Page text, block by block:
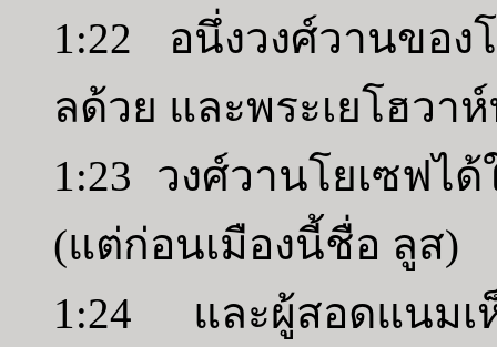
1:22 อนึ่งวงศ์วานของ
ลด้วย และพระเยโฮวา
1:23 วงศ์วานโยเซฟไ
(แต่ก่อนเมืองนี้ชื่อ ลูส)
1:24 และผู้สอดแนมเ